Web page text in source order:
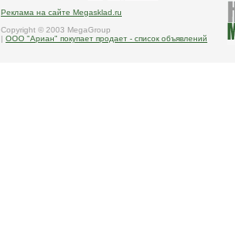
Реклама на сайте Megasklad.ru
Copyright © 2003 MegaGroup
| ООО "Ариан" покупает продает - список объявлений